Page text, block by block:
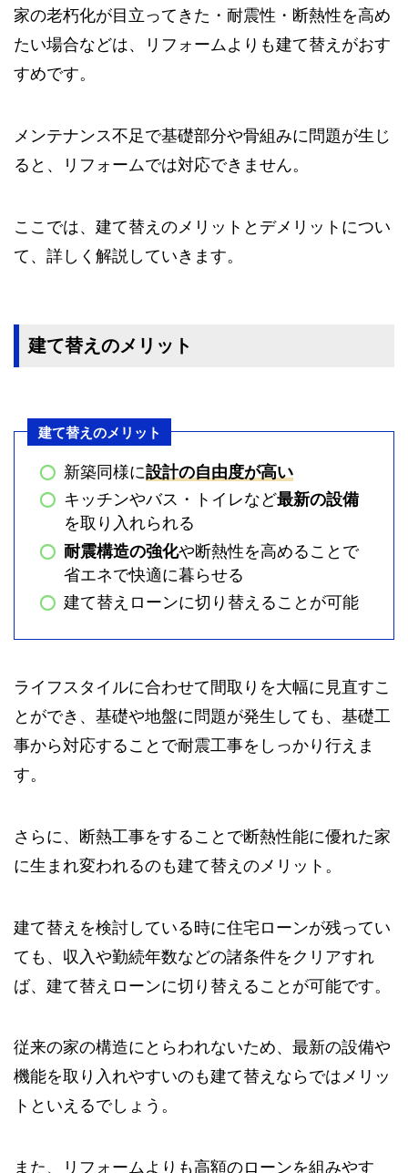
家の老朽化が目立ってきた・耐震性・断熱性を高め
たい場合などは、リフォームよりも建て替えがおす
すめです。
メンテナンス不足で基礎部分や骨組みに問題が生じ
ると、リフォームでは対応できません。
ここでは、建て替えのメリットとデメリットについ
て、詳しく解説していきます。
建て替えのメリット
建て替えのメリット
新築同様に設計の自由度が高い
キッチンやバス・トイレなど最新の設備
を取り入れられる
耐震構造の強化や断熱性を高めることで
省エネで快適に暮らせる
建て替えローンに切り替えることが可能
ライフスタイルに合わせて間取りを大幅に見直すこ
とができ、基礎や地盤に問題が発生しても、基礎工
事から対応することで耐震工事をしっかり行えま
す。
さらに、断熱工事をすることで断熱性能に優れた家
に生まれ変われるのも建て替えのメリット。
建て替えを検討している時に住宅ローンが残ってい
ても、収入や勤続年数などの諸条件をクリアすれ
ば、建て替えローンに切り替えることが可能です。
従来の家の構造にとらわれないため、最新の設備や
機能を取り入れやすいのも建て替えならではメリッ
トといえるでしょう。
また、リフォームよりも高額のローンを組みやす